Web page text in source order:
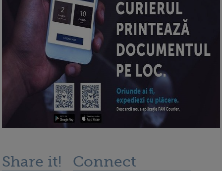
Share it! Connect